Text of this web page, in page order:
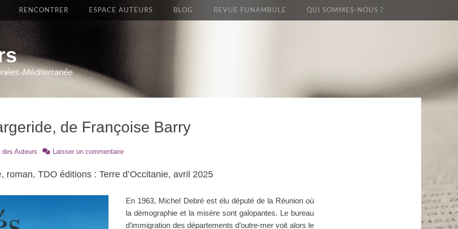
Méditerranée
RENCONTRER ESPACE AUTEURS BLOG REVUE FUNAMBULE QUI SOMMES-NOUS ?
de Françoise Barry
des Auteurs Laisser un commentaire
, roman, TDO éditions : Terre d’Occitanie, avril 2025
En 1963, Michel Debré est élu député de la Réunion où
la démographie et la misère sont galopantes. Le bureau
d’immigration des départements d’outre-mer voit alors le